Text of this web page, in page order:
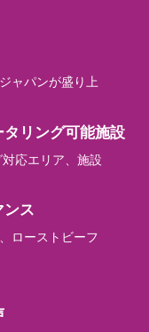
ャパンが盛り上
リング可能施設
応エリア、施設
ス
ローストビーフ